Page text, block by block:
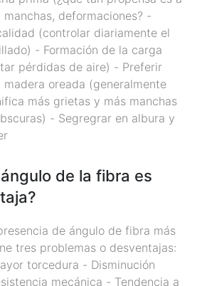
deformaciones? -
(controlar diariamente el
- Formación de la carga
pérdidas de aire) - Preferir
oreada (generalmente
más grietas y más manchas
- Segregrar en albura y
de la fibra es
de ángulo de fibra más
tres problemas o desventajas:
torcedura - Disminución
mecánica - Tendencia a